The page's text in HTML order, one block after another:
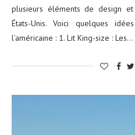
plusieurs éléments de design
États-Unis. Voici quelques
l’américaine : 1. Lit King-size : Les…